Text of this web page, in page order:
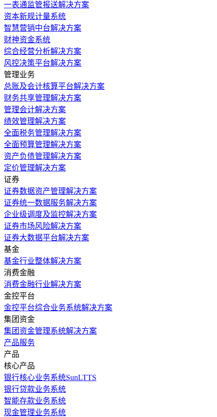
一表通监管报送解决方案
资本新规计量系统
智慧营销中台解决方案
财神资金系统
综合经营分析解决方案
风控决策平台解决方案
管理业务
总账及会计核算平台解决方案
财务共享管理解决方案
管理会计解决方案
绩效管理解决方案
全面税务管理解决方案
全面预算管理解决方案
资产负债管理解决方案
定价管理解决方案
证券
证券数据资产管理解决方案
证券统一数据服务解决方案
企业级调度及监控解决方案
证券市场风险解决方案
证券大数据平台解决方案
基金
基金行业整体解决方案
消费金融
消费金融行业解决方案
金控平台
金控平台综合业务系统解决方案
集团资金
集团资金管理系统解决方案
产品服务
产品
核心产品
银行核心业务系统SunLTTS
银行贷款业务系统
智能存款业务系统
现金管理业务系统